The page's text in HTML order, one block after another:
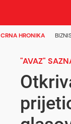
CRNA HRONIKA
"AVAZ"